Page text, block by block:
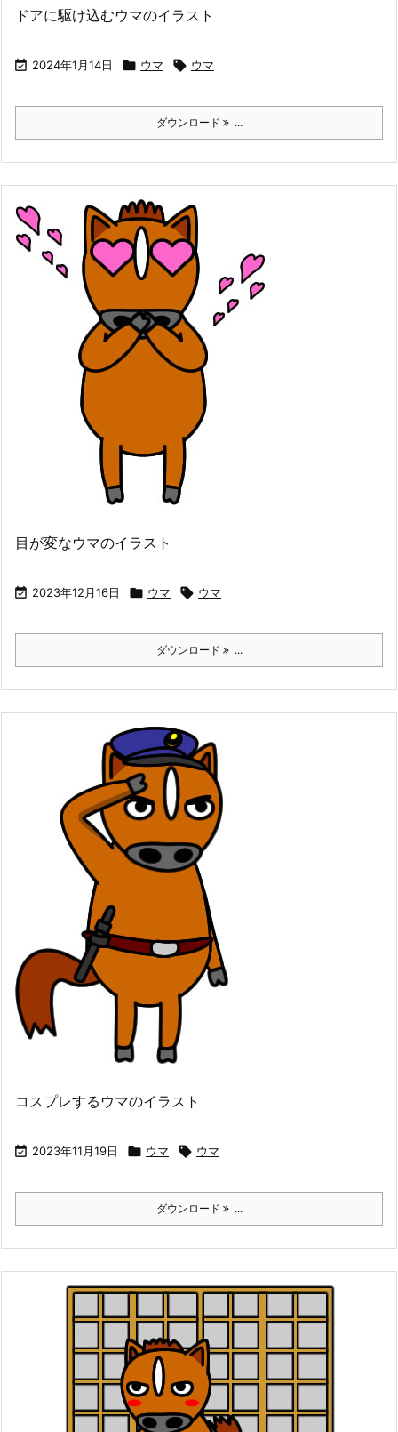
ドアに駆け込むウマのイラスト
 2024年1月14日  ウマ  ウマ
ダウンロード ...
目が変なウマのイラスト
 2023年12月16日  ウマ  ウマ
ダウンロード ...
コスプレするウマのイラスト
 2023年11月19日  ウマ  ウマ
ダウンロード ...